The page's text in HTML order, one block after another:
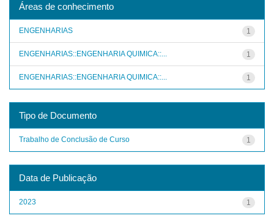
Áreas de conhecimento
1
ENGENHARIAS
1
ENGENHARIAS::ENGENHARIA QUIMICA::...
1
ENGENHARIAS::ENGENHARIA QUIMICA::...
Tipo de Documento
1
Trabalho de Conclusão de Curso
Data de Publicação
1
2023